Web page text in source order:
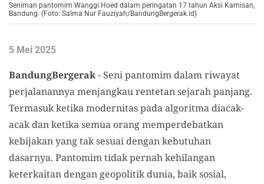
Seniman pantomim Wanggi Hoed dalam peringatan 17 tahun Aksi Kamisan,
Bandung. (Foto: Salma Nur Fauziyah/BandungBergerak.id)
5 Mei 2025
BandungBergerak- Seni pantomim dalam riwayat
perjalanannya menjangkau rentetan sejarah panjang.
Termasuk ketika modernitas pada algoritma diacak-
acak dan ketika semua orang memperdebatkan
kebijakan yang tak sesuai dengan kebutuhan
dasarnya. Pantomim tidak pernah kehilangan
keterkaitan dengan geopolitik dunia, baik sosial,